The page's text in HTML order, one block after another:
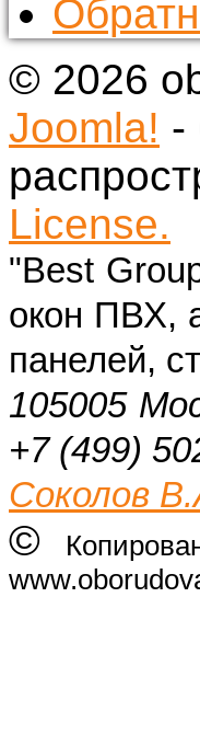
© 2026
Joomla! -
License.
"Best
окон ПВХ,
панелей,
105005
+7 (499)
Соколов
©